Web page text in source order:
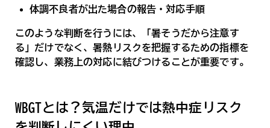
体調不良者が出た場合の報告・対応手順
このような判断を行うには、「暑そうだから注意す
る」だけでなく、暑熱リスクを把握するための指標を
確認し、業務上の対応に結びつけることが重要です。
WBGTとは？気温だけでは熱中症リスク